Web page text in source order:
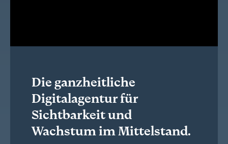
Die ganzheitliche
Digitalagentur für
Sichtbarkeit und
Wachstum im Mittelstand.